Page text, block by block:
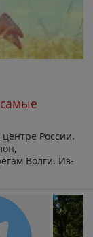
России.
Волги. Из-